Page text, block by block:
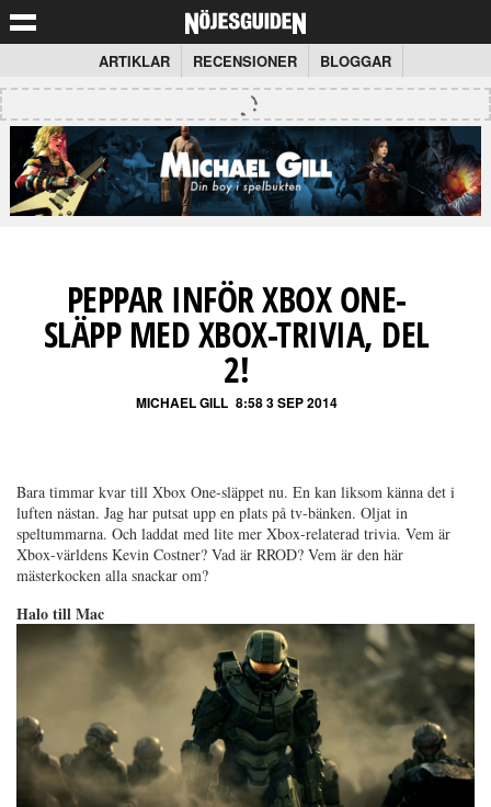
ARTIKLAR RECENSIONER BLOGGAR
PEPPAR INFÖR XBOX ONE-
SLÄPP MED XBOX-TRIVIA, DEL
2!
MICHAEL GILL 8:58 3 SEP 2014
Bara timmar kvar till Xbox One-släppet nu. En kan liksom känna det i
luften nästan. Jag har putsat upp en plats på tv-bänken. Oljat in
speltummarna. Och laddat med lite mer Xbox-relaterad trivia. Vem är
Xbox-världens Kevin Costner? Vad är RROD? Vem är den här
mästerkocken alla snackar om?
Halo till Mac